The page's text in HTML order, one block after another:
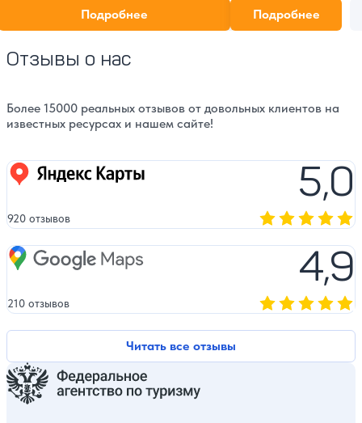
Подробнее
также практическая
посетителей.
Подробнее
Отзывы о нас
Более 15000 реальных отзывов от довольных клиентов на
известных ресурсах и нашем сайте!
Читать все отзывы
Яндекс карты 5,0
920 отзывов
Google Maps 4,9
210 отзывов